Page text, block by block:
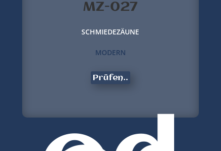
MZ-027
SCHMIEDEZÄUNE
MODERN
Prüfen..